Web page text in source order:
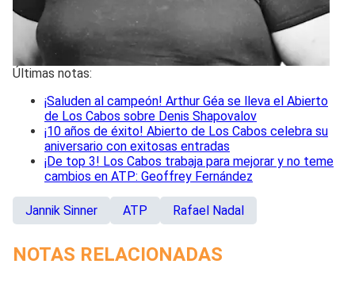
Últimas notas:
¡Saluden al campeón! Arthur Géa se lleva el Abierto
de Los Cabos sobre Denis Shapovalov
¡10 años de éxito! Abierto de Los Cabos celebra su
aniversario con exitosas entradas
¡De top 3! Los Cabos trabaja para mejorar y no teme
cambios en ATP: Geoffrey Fernández
Jannik Sinner ATP Rafael Nadal
NOTAS RELACIONADAS